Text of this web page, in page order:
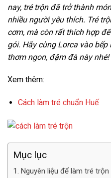
nay, tré trộn đã trở thành
nhiều người yêu thích. Tré
cơm, mà còn rất thích hợp
gỏi. Hãy cùng Lorca vào bếp
thơm ngon, đậm đà này nhé!
Xem thêm:
Cách làm tré chuẩn Huế
Mục lục
Nguyên liệu để làm tré trộn